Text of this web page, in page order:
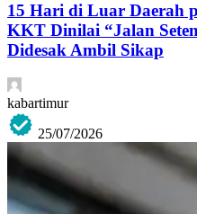
15 Hari di Luar Daerah
KKT Dinilai “Jalan
Didesak Ambil Sikap
kabartimur
25/07/2026